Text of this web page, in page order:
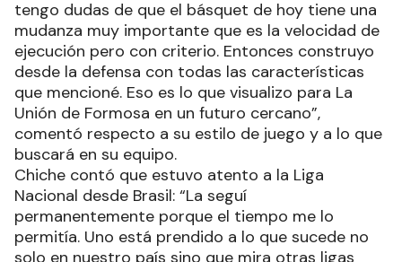
tengo dudas de que el básquet de hoy tiene una
mudanza muy importante que es la velocidad de
ejecución pero con criterio. Entonces construyo
desde la defensa con todas las características
que mencioné. Eso es lo que visualizo para La
Unión de Formosa en un futuro cercano”,
comentó respecto a su estilo de juego y a lo que
buscará en su equipo.
Chiche contó que estuvo atento a la Liga
Nacional desde Brasil: “La seguí
permanentemente porque el tiempo me lo
permitía. Uno está prendido a lo que sucede no